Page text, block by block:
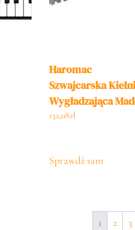
Haromac
Szwajcarska
Wygładzająca
In Germany 8xMm
Drewnianym
132,08zł
Sprawdź sam
1 2 3